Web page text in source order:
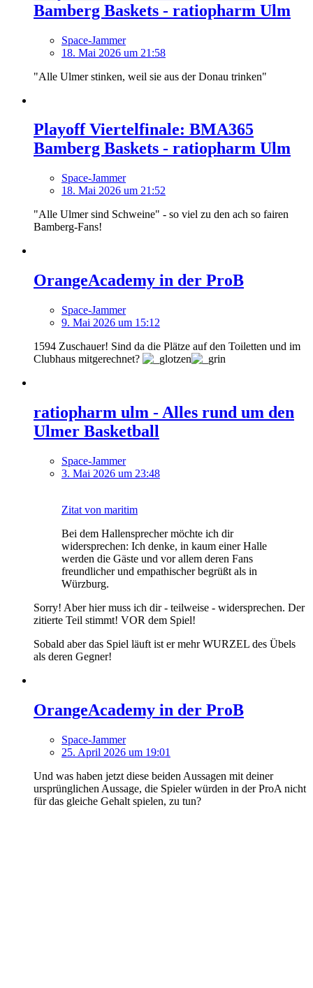
Bamberg Baskets - ratiopharm Ulm
Space-Jammer
18. Mai 2026 um 21:58
"Alle Ulmer stinken, weil sie aus der Donau trinken"
Playoff Viertelfinale: BMA365
Bamberg Baskets - ratiopharm Ulm
Space-Jammer
18. Mai 2026 um 21:52
"Alle Ulmer sind Schweine" - so viel zu den ach so fairen
Bamberg-Fans!
OrangeAcademy in der ProB
Space-Jammer
9. Mai 2026 um 15:12
1594 Zuschauer! Sind da die Plätze auf den Toiletten und im
Clubhaus mitgerechnet?
ratiopharm ulm - Alles rund um den
Ulmer Basketball
Space-Jammer
3. Mai 2026 um 23:48
Zitat von maritim
Bei dem Hallensprecher möchte ich dir
widersprechen: Ich denke, in kaum einer Halle
werden die Gäste und vor allem deren Fans
freundlicher und empathischer begrüßt als in
Würzburg.
Sorry! Aber hier muss ich dir - teilweise - widersprechen. Der
zitierte Teil stimmt! VOR dem Spiel!
Sobald aber das Spiel läuft ist er mehr WURZEL des Übels
als deren Gegner!
OrangeAcademy in der ProB
Space-Jammer
25. April 2026 um 19:01
Und was haben jetzt diese beiden Aussagen mit deiner
ursprünglichen Aussage, die Spieler würden in der ProA nicht
für das gleiche Gehalt spielen, zu tun?